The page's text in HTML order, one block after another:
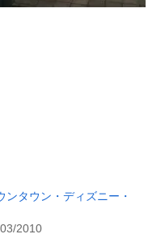
ンタウン・ディズニー・
2010